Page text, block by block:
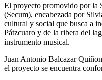
El proyecto promovido por la
(Secum), encabezada por
cultural y social que busca a
Pátzcuaro y de la ribera del
instrumento musical.
Juan Antonio Balcazar
el proyecto se encuentra